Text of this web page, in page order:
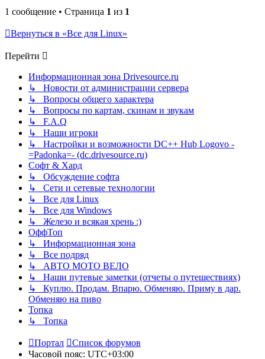
1 сообщение • Страница 1 из 1
Вернуться в «Все для Linux»
Перейти
Информационная зона Drivesource.ru
↳ Новости от администрации сервера
↳ Вопросы общего характера
↳ Вопросы по картам, скинам и звукам
↳ F.A.Q
↳ Наши игроки
↳ Настройки и возможности DC++ Hub Logovo -
=Padonka=- (dc.drivesource.ru)
Софт & Хард
↳ Обсуждение софта
↳ Сети и сетевые технологии
↳ Все для Linux
↳ Все для Windows
↳ Железо и всякая хрень :)
ОффТоп
↳ Информационная зона
↳ Все подряд
↳ АВТО МОТО ВЕЛО
↳ Наши путевые заметки (отчеты о путешествиях)
↳ Куплю. Продам. Впарю. Обменяю. Приму в дар.
Обменяю на пиво
Топка
↳ Топка
Портал
Список форумов
Часовой пояс: UTC+03:00